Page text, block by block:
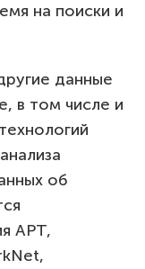
на поиски и
данные
в том числе и
об
APT,